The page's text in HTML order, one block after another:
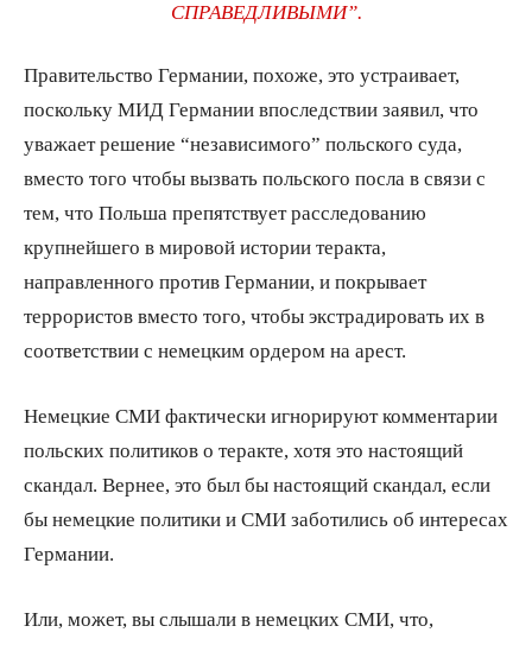
СПРАВЕДЛИВЫМИ”.
Правительство Германии, похоже, это устраивает,
поскольку МИД Германии впоследствии заявил, что
уважает решение “независимого” польского суда,
вместо того чтобы вызвать польского посла в связи с
тем, что Польша препятствует расследованию
крупнейшего в мировой истории теракта,
направленного против Германии, и покрывает
террористов вместо того, чтобы экстрадировать их в
соответствии с немецким ордером на арест.
Немецкие СМИ фактически игнорируют комментарии
польских политиков о теракте, хотя это настоящий
скандал. Вернее, это был бы настоящий скандал, если
бы немецкие политики и СМИ заботились об интересах
Германии.
Или, может, вы слышали в немецких СМИ, что,